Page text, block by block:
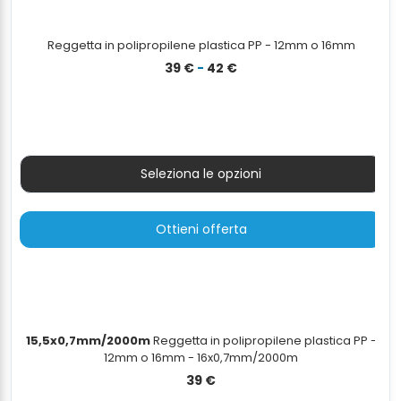
Reggetta in polipropilene plastica PP - 12mm o 16mm
39 € - 42 €Fascia
a
42 €
Seleziona le opzioni
Ottieni offerta
15,5x0,7mm/2000mReggetta in polipropilene plastica PP -
12mm o 16mm - 16x0,7mm/2000m
39 €